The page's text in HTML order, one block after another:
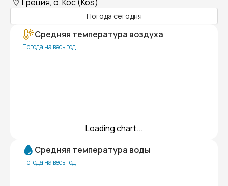
Погода сегодня
Средняя температура воздуха
Погода на весь год
Loading chart...
Средняя температура воды
Погода на весь год